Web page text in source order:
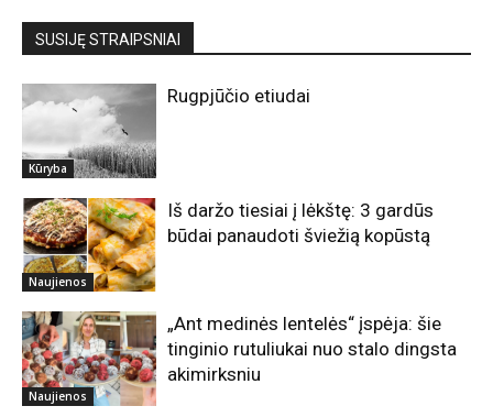
SUSIJĘ STRAIPSNIAI
Kūryba
Rugpjūčio etiudai
Naujienos
Iš daržo tiesiai į lėkštę: 3 gardūs
būdai panaudoti šviežią kopūstą
Naujienos
„Ant medinės lentelės“ įspėja: šie
tinginio rutuliukai nuo stalo dingsta
akimirksniu